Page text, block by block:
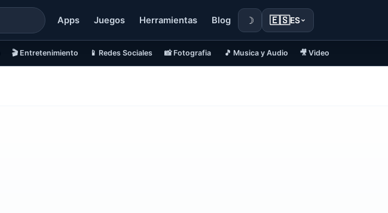
Apps Juegos Herramientas Blog ☽ 🇪🇸ES
🎬 Entretenimiento 📱 Redes Sociales 📸 Fotografia 🎵 Musica y Audio 🎥 Video